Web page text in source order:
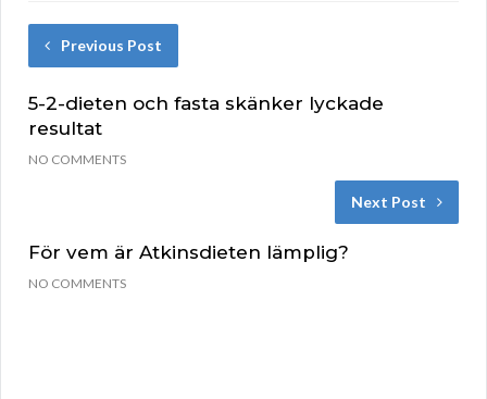
Previous Post
5-2-dieten och fasta skänker lyckade
resultat
NO COMMENTS
Next Post
För vem är Atkinsdieten lämplig?
NO COMMENTS